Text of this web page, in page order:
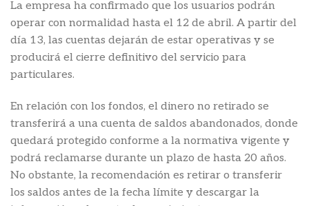
La empresa ha confirmado que los usuarios podrán
operar con normalidad hasta el 12 de abril. A partir del
día 13, las cuentas dejarán de estar operativas y se
producirá el cierre definitivo del servicio para
particulares.
En relación con los fondos, el dinero no retirado se
transferirá a una cuenta de saldos abandonados, donde
quedará protegido conforme a la normativa vigente y
podrá reclamarse durante un plazo de hasta 20 años.
No obstante, la recomendación es retirar o transferir
los saldos antes de la fecha límite y descargar la